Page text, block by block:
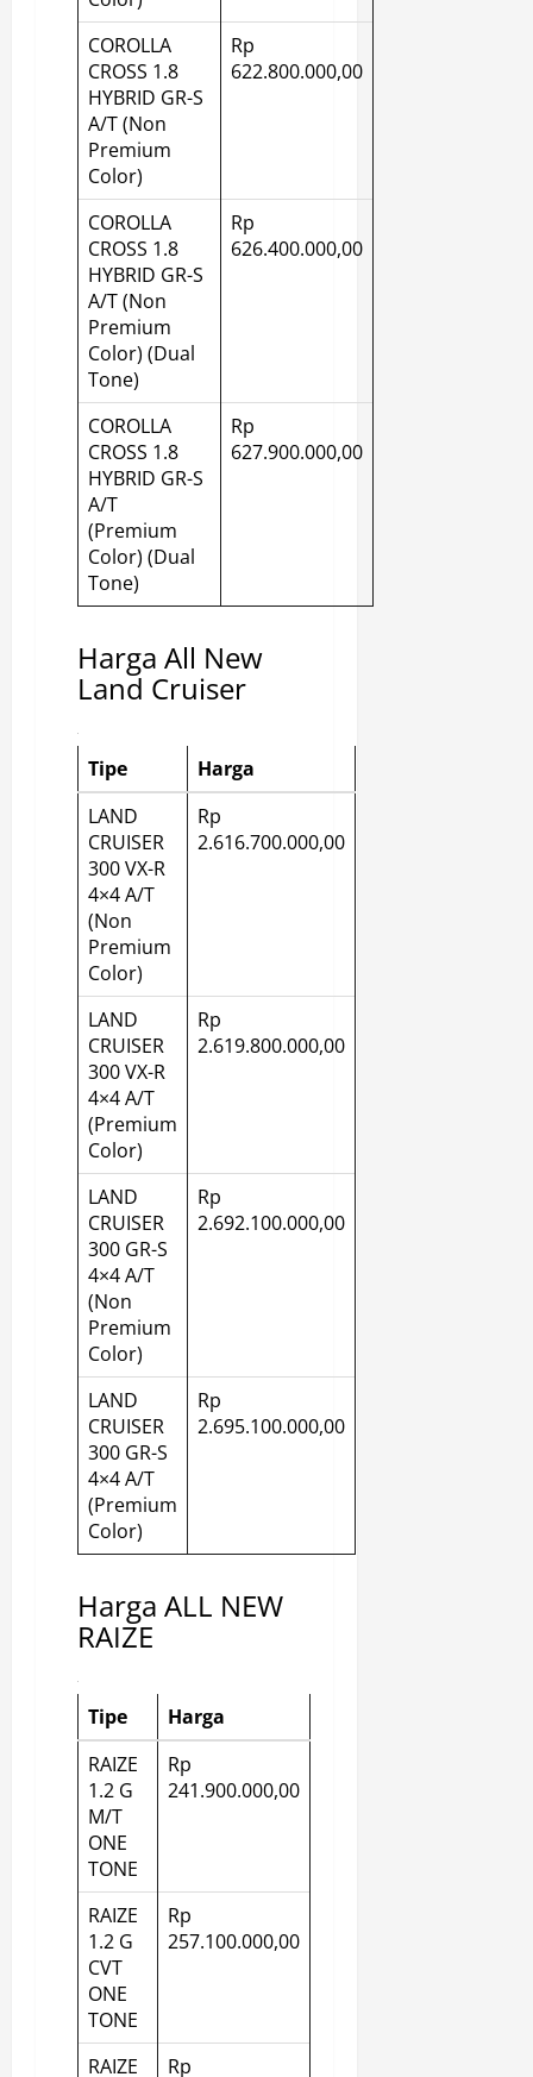
COROLLA
CROSS 1.8
HYBRID GR-S
A/T (Non
Premium
Color)
Rp
622.800.000,00
COROLLA
CROSS 1.8
HYBRID GR-S
A/T (Non
Premium
Color) (Dual
Tone)
Rp
626.400.000,00
COROLLA
CROSS 1.8
HYBRID GR-S
A/T
(Premium
Color) (Dual
Tone)
Rp
627.900.000,00
Harga All New
Land Cruiser
Tipe
Harga
LAND
CRUISER
300 VX-R
4×4 A/T
(Non
Premium
Color)
Rp
2.616.700.000,00
LAND
CRUISER
300 VX-R
4×4 A/T
(Premium
Color)
Rp
2.619.800.000,00
LAND
CRUISER
300 GR-S
4×4 A/T
(Non
Premium
Color)
Rp
2.692.100.000,00
LAND
CRUISER
300 GR-S
4×4 A/T
(Premium
Color)
Rp
2.695.100.000,00
Harga ALL NEW
RAIZE
Tipe
Harga
RAIZE
1.2 G
M/T
ONE
TONE
Rp
241.900.000,00
RAIZE
1.2 G
CVT
ONE
TONE
Rp
257.100.000,00
RAIZE
Rp